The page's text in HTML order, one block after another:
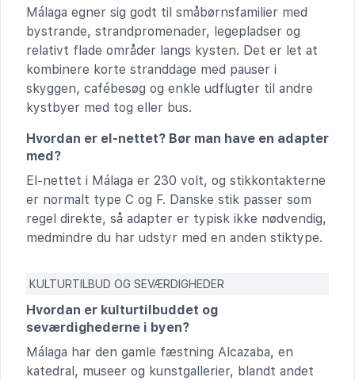
Málaga egner sig godt til småbørnsfamilier med
bystrande, strandpromenader, legepladser og
relativt flade områder langs kysten. Det er let at
kombinere korte stranddage med pauser i
skyggen, cafébesøg og enkle udflugter til andre
kystbyer med tog eller bus.
Hvordan er el-nettet? Bør man have en adapter
med?
El-nettet i Málaga er 230 volt, og stikkontakterne
er normalt type C og F. Danske stik passer som
regel direkte, så adapter er typisk ikke nødvendig,
medmindre du har udstyr med en anden stiktype.
KULTURTILBUD OG SEVÆRDIGHEDER
Hvordan er kulturtilbuddet og
seværdighederne i byen?
Málaga har den gamle fæstning Alcazaba, en
katedral, museer og kunstgallerier, blandt andet